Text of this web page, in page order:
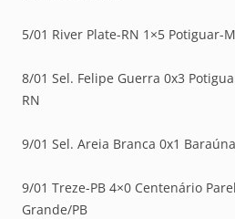
5/01 River Plate-RN 1×5 Potiguar-
8/01 Sel. Felipe Guerra 0x3
RN
9/01 Sel. Areia Branca 0x1
9/01 Treze-PB 4×0 Centenário
Grande/PB